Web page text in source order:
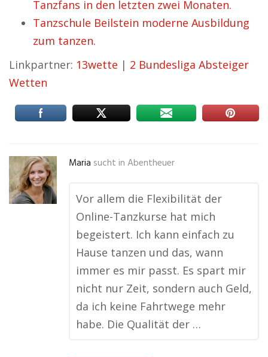
Tanzfans in den letzten zwei Monaten.
Tanzschule Beilstein moderne Ausbildung
zum tanzen.
Linkpartner: 13wette | 2 Bundesliga Absteiger
Wetten
Maria sucht in Abentheuer
Vor allem die Flexibilität der
Online-Tanzkurse hat mich
begeistert. Ich kann einfach zu
Hause tanzen und das, wann
immer es mir passt. Es spart mir
nicht nur Zeit, sondern auch Geld,
da ich keine Fahrtwege mehr
habe. Die Qualität der …